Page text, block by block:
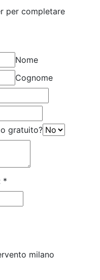
per completare
Nome
Cognome
gratuito?
*